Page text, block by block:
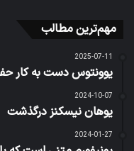
مهم‌ترین مطالب
2025-07-11
یوونتوس دست به کار
2024-10-07
یوهان نیسکنز درگذشت
2024-01-27